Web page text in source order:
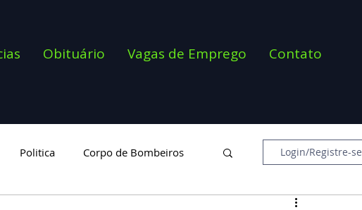
Obituário Vagas de Emprego Contato
Politica Corpo de Bombeiros Login/Registre-se